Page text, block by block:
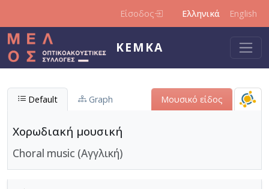
Είσοδος Ελληνικά English
ΚΕΜΚΑ
Default Graph Μουσικό είδος
Χορωδιακή μουσική
Choral music (Αγγλική)